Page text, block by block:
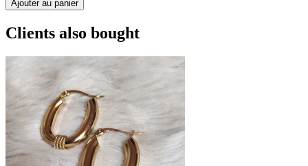
Ajouter au panier
Clients also bought